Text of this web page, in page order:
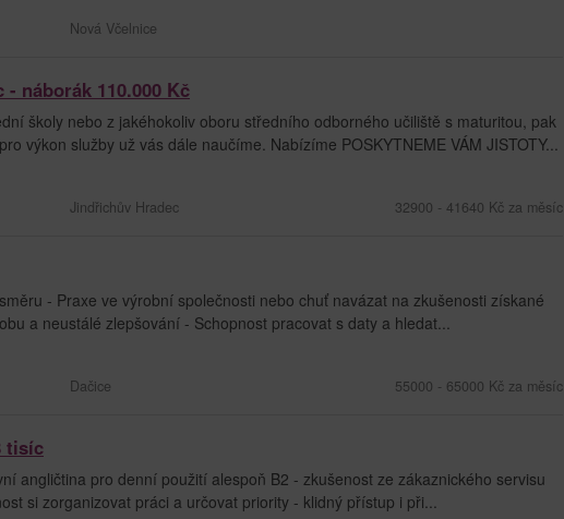
Nová Včelnice
náborák 110.000 Kč
školy nebo z jakéhokoliv oboru středního odborného učiliště s maturitou, pak
výkon služby už vás dále naučíme. Nabízíme POSKYTNEME VÁM JISTOTY...
Jindřichův Hradec 32900 - 41640 Kč za měsíc
- Praxe ve výrobní společnosti nebo chuť navázat na zkušenosti získané
a neustálé zlepšování - Schopnost pracovat s daty a hledat...
Dačice 55000 - 65000 Kč za měsíc
tisíc
angličtina pro denní použití alespoň B2 - zkušenost ze zákaznického servisu
si zorganizovat práci a určovat priority - klidný přístup i při...